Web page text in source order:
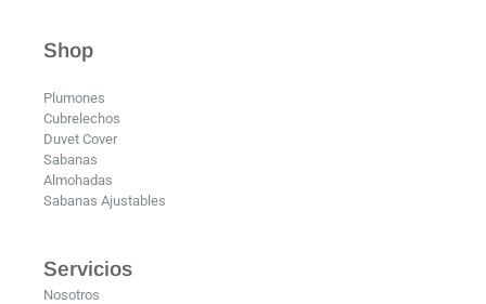
Shop
Plumones
Cubrelechos
Duvet Cover
Sabanas
Almohadas
Sabanas Ajustables
Servicios
Nosotros